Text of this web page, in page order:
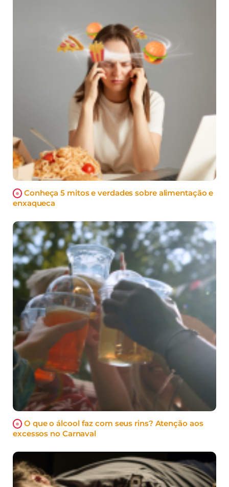
Conheça 5 mitos e verdades sobre alimentação e
enxaqueca
O que o álcool faz com seus rins? Atenção aos
excessos no Carnaval